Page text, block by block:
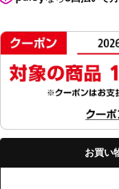
お買い